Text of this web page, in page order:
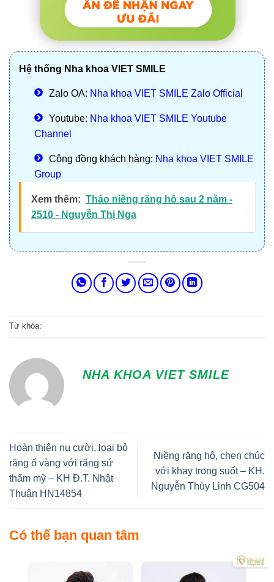
Hệ thống Nha khoa VIET SMILE
Zalo OA: Nha khoa VIET SMILE Zalo Official
Youtube: Nha khoa VIET SMILE Youtube
Channel
Cộng đồng khách hàng: Nha khoa VIET SMILE
Group
Xem thêm: Tháo niềng răng hô sau 2 năm -
2510 - Nguyễn Thị Nga
Từ khóa:
NHA KHOA VIET SMILE
Hoàn thiện nụ cười, loại bỏ
răng ố vàng với răng sứ
thẩm mỹ – KH Đ.T. Nhật
Thuận HN14854
Niềng răng hô, chen chúc
với khay trong suốt – KH.
Nguyễn Thùy Linh CG504
Có thể bạn quan tâm